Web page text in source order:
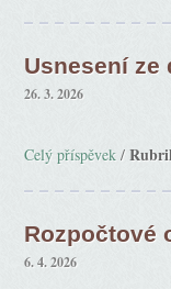
Usnesení ze
26. 3. 2026
Celý příspěvek /
Rozpočtové
6. 4. 2026